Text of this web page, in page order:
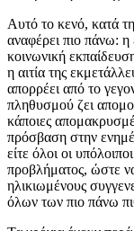
Αυτό το κενό, κατά
αναφέρει πιο πάνω:
κοινωνική
η αιτία της
απορρέει από το
πληθυσμού ζει
κάποιες
πρόσβαση στην
είτε όλοι οι
προβλήματος, ώστε
ηλικιωμένους
όλων των πιο πάνω